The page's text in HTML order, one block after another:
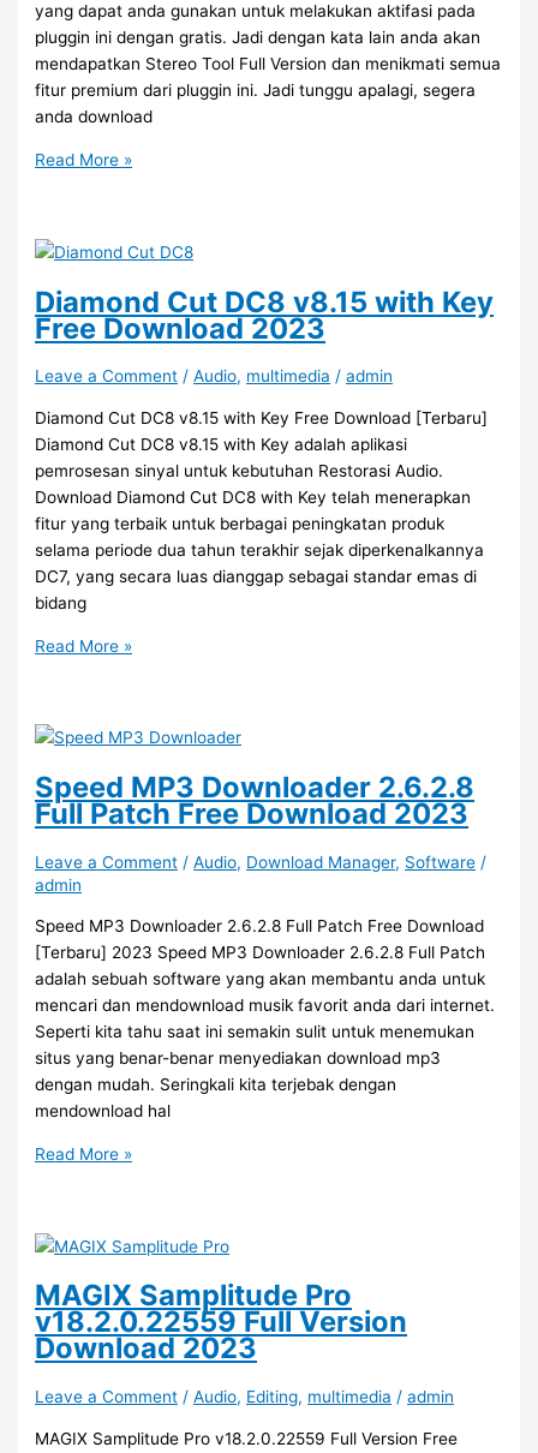
yang dapat anda gunakan untuk melakukan aktifasi pada
pluggin ini dengan gratis. Jadi dengan kata lain anda akan
mendapatkan Stereo Tool Full Version dan menikmati semua
fitur premium dari pluggin ini. Jadi tunggu apalagi, segera
anda download
Stereo
Full
Version
Download
2023
Read More »
Diamond Cut DC8 v8.15 with Key
Free Download 2023
Leave a Comment /Audio, multimedia /admin
Diamond Cut DC8 v8.15 with Key Free Download [Terbaru]
Diamond Cut DC8 v8.15 with Key adalah aplikasi
pemrosesan sinyal untuk kebutuhan Restorasi Audio.
Download Diamond Cut DC8 with Key telah menerapkan
fitur yang terbaik untuk berbagai peningkatan produk
selama periode dua tahun terakhir sejak diperkenalkannya
DC7, yang secara luas dianggap sebagai standar emas di
bidang
Diamond
v8.15
with
Key
Free
Download
2023
Read More »
Speed MP3 Downloader 2.6.2.8
Full Patch Free Download 2023
Leave a Comment /Audio, Download Manager, Software /
admin
Speed MP3 Downloader 2.6.2.8 Full Patch Free Download
[Terbaru] 2023 Speed MP3 Downloader 2.6.2.8 Full Patch
adalah sebuah software yang akan membantu anda untuk
mencari dan mendownload musik favorit anda dari internet.
Seperti kita tahu saat ini semakin sulit untuk menemukan
situs yang benar-benar menyediakan download mp3
dengan mudah. Seringkali kita terjebak dengan
mendownload hal
Speed
2.6.2.8
Full
Patch
Free
Download
2023
Read More »
MAGIX Samplitude Pro
v18.2.0.22559 Full Version
Download 2023
Leave a Comment /Audio, Editing, multimedia /admin
MAGIX Samplitude Pro v18.2.0.22559 Full Version Free